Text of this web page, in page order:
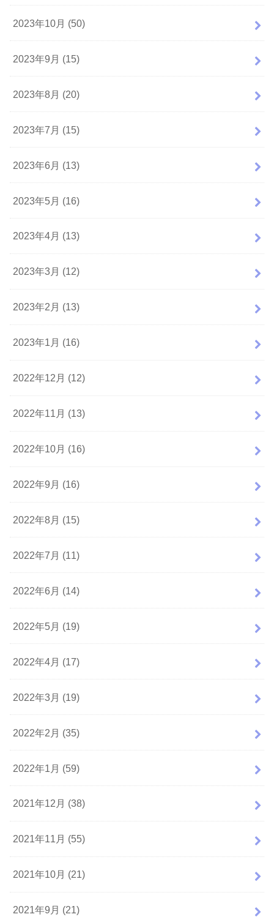
2023年10月 (50)
2023年9月 (15)
2023年8月 (20)
2023年7月 (15)
2023年6月 (13)
2023年5月 (16)
2023年4月 (13)
2023年3月 (12)
2023年2月 (13)
2023年1月 (16)
2022年12月 (12)
2022年11月 (13)
2022年10月 (16)
2022年9月 (16)
2022年8月 (15)
2022年7月 (11)
2022年6月 (14)
2022年5月 (19)
2022年4月 (17)
2022年3月 (19)
2022年2月 (35)
2022年1月 (59)
2021年12月 (38)
2021年11月 (55)
2021年10月 (21)
2021年9月 (21)